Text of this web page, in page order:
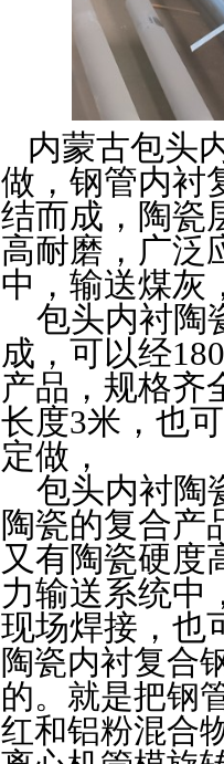
内蒙古包头
做，钢管内衬
结而成，陶瓷
高耐磨，广泛
中，输送煤灰
包头内衬陶
成，可以经
产品，规格齐
长度3米，也
定做，
包头内衬陶
陶瓷的复合产
又有陶瓷硬度
力输送系统中
现场焊接，也
陶瓷内衬复合
的。就是把钢
红和铝粉混合